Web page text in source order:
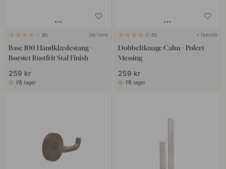
5 3M-TAPE
Base 100 Håndklædestang -
Børstet Rustfrit Stål Finish
259 kr
På lager
1 + FARVER
Dobbeltknage Calm - Polert
Messing
259 kr
På lager